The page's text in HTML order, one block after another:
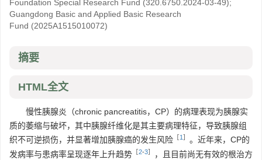
Foundation Special Research Fund (320.6750.2024-03-49);
Guangdong Basic and Applied Basic Research
Fund (2025A1515010072)
摘要
HTML全文
慢性胰腺炎（chronic pancreatitis，CP）的病理表现为胰腺实
质的萎缩与破坏，其中胰腺纤维化是其主要病理特征，导致胰腺组
织不可逆损伤，并显著增加胰腺癌的发生风险 ［1］ 。近年来，CP的
发病率与患病率呈现逐年上升趋势 ［2-3］
，且目前尚无有效的根治方